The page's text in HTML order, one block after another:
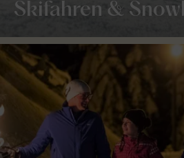
Skifahren &